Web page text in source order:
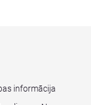
informācija